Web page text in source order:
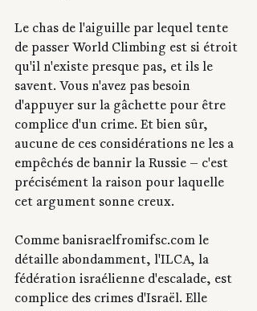
Le chas de l'aiguille par lequel tente
de passer World Climbing est si étroit
qu'il n'existe presque pas, et ils le
savent. Vous n'avez pas besoin
d'appuyer sur la gâchette pour être
complice d'un crime. Et bien sûr,
aucune de ces considérations ne les a
empêchés de bannir la Russie — c'est
précisément la raison pour laquelle
cet argument sonne creux.
Comme banisraelfromifsc.com le
détaille abondamment, l'ILCA, la
fédération israélienne d'escalade, est
complice des crimes d'Israël. Elle